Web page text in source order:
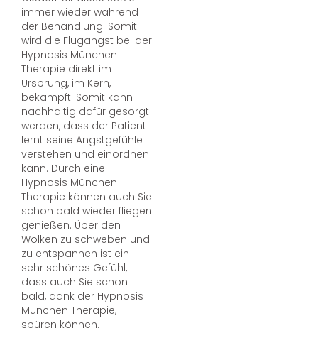
immer wieder während
der Behandlung. Somit
wird die Flugangst bei der
Hypnosis München
Therapie direkt im
Ursprung, im Kern,
bekämpft. Somit kann
nachhaltig dafür gesorgt
werden, dass der Patient
lernt seine Angstgefühle
verstehen und einordnen
kann. Durch eine
Hypnosis München
Therapie können auch Sie
schon bald wieder fliegen
genießen. Über den
Wolken zu schweben und
zu entspannen ist ein
sehr schönes Gefühl,
dass auch Sie schon
bald, dank der Hypnosis
München Therapie,
spüren können.